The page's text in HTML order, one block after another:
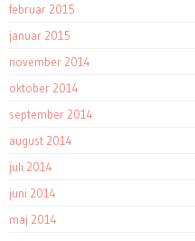
februar 2015
januar 2015
november 2014
oktober 2014
september 2014
august 2014
juli 2014
juni 2014
maj 2014